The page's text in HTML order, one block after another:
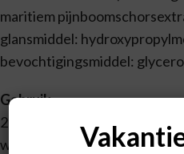
maritiem
glansmiddel:
bevochtigingsmiddel:
Gebruik
2 tabletten verdeeld over de
water innemen, of zoals